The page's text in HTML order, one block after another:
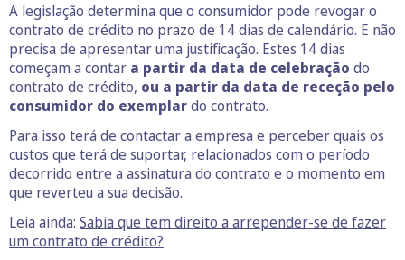
A legislação determina que o consumidor pode revogar o
contrato de crédito no prazo de 14 dias de calendário. E não
precisa de apresentar uma justificação. Estes 14 dias
começam a contar a partir da data de celebração do
contrato de crédito, ou a partir da data de receção pelo
consumidor do exemplardo contrato.
Para isso terá de contactar a empresa e perceber quais os
custos que terá de suportar, relacionados com o período
decorrido entre a assinatura do contrato e o momento em
que reverteu a sua decisão.
Leia ainda: Sabia que tem direito a arrepender-se de fazer
um contrato de crédito?